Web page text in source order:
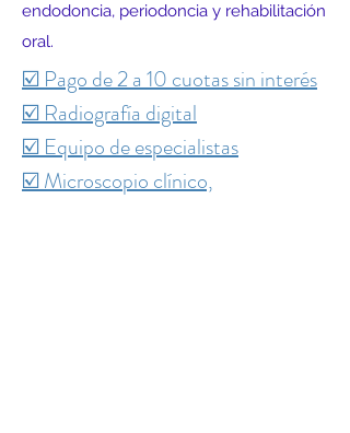
endodoncia, periodoncia y rehabilitación
oral.
☑️ Pago de 2 a 10 cuotas sin interés
☑️ Radiografía digital
☑️ Equipo de especialistas
☑️ Microscopio clínico,
precisión